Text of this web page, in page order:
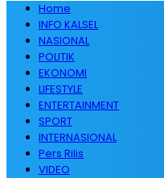
Home
INFO KALSEL
NASIONAL
POLITIK
EKONOMI
LIFESTYLE
ENTERTAINMENT
SPORT
INTERNASIONAL
Pers Rilis
VIDEO